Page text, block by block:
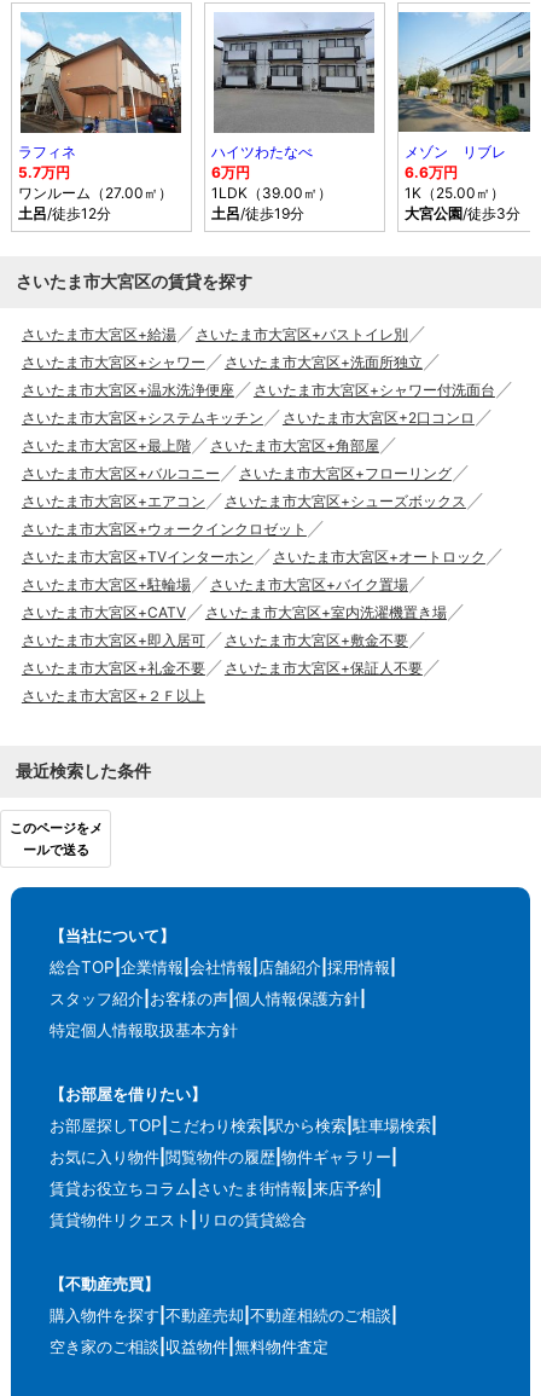
ラフィネ
5.7万円
ワンルーム（27.00㎡）
土呂/徒歩12分
ハイツわたなべ
6万円
1LDK（39.00㎡）
土呂/徒歩19分
メゾン リブレ
6.6万円
1K（25.00㎡）
大宮公園/徒歩3分
さいたま市大宮区の賃貸を探す
さいたま市大宮区+給湯
さいたま市大宮区+バストイレ別
さいたま市大宮区+シャワー
さいたま市大宮区+洗面所独立
さいたま市大宮区+温水洗浄便座
さいたま市大宮区+シャワー付洗面台
さいたま市大宮区+システムキッチン
さいたま市大宮区+2口コンロ
さいたま市大宮区+最上階
さいたま市大宮区+角部屋
さいたま市大宮区+バルコニー
さいたま市大宮区+フローリング
さいたま市大宮区+エアコン
さいたま市大宮区+シューズボックス
さいたま市大宮区+ウォークインクロゼット
さいたま市大宮区+TVインターホン
さいたま市大宮区+オートロック
さいたま市大宮区+駐輪場
さいたま市大宮区+バイク置場
さいたま市大宮区+CATV
さいたま市大宮区+室内洗濯機置き場
さいたま市大宮区+即入居可
さいたま市大宮区+敷金不要
さいたま市大宮区+礼金不要
さいたま市大宮区+保証人不要
さいたま市大宮区+２Ｆ以上
最近検索した条件
このページをメ
ールで送る
【当社について】
総合TOP 企業情報 会社情報 店舗紹介 採用情報
スタッフ紹介 お客様の声 個人情報保護方針
特定個人情報取扱基本方針
【お部屋を借りたい】
お部屋探しTOP こだわり検索 駅から検索 駐車場検索
お気に入り物件 閲覧物件の履歴 物件ギャラリー
賃貸お役立ちコラム さいたま街情報 来店予約
賃貸物件リクエスト
リロの賃貸総合
【不動産売買】
購入物件を探す 不動産売却 不動産相続のご相談
空き家のご相談 収益物件 無料物件査定